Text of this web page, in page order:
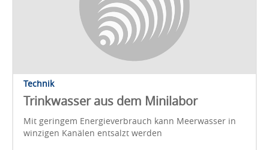
Technik
Trinkwasser aus dem Minilabor
Mit geringem Energieverbrauch kann Meerwasser in
winzigen Kanälen entsalzt werden